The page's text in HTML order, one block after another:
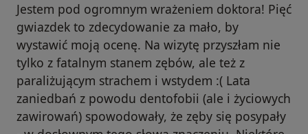
Jestem pod ogromnym wrażeniem doktora! Pięć
gwiazdek to zdecydowanie za mało, by
wystawić moją ocenę. Na wizytę przyszłam nie
tylko z fatalnym stanem zębów, ale też z
paraliżującym strachem i wstydem :( Lata
zaniedbań z powodu dentofobii (ale i życiowych
zawirowań) spowodowały, że zęby się posypały